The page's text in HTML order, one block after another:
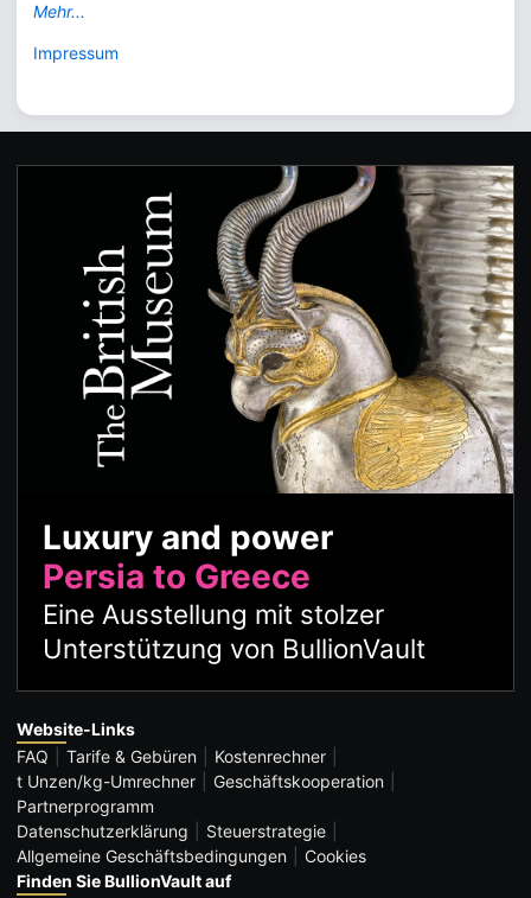
Mehr...
Impressum
Luxury and power
Persia to Greece
Eine Ausstellung mit stolzer
Unterstützung von BullionVault
Website-Links
FAQ
Tarife & Gebüren
Kostenrechner
t Unzen/kg-Umrechner
Geschäftskooperation
Partnerprogramm
Datenschutzerklärung
Steuerstrategie
Allgemeine Geschäftsbedingungen
Cookies
Finden Sie BullionVault auf